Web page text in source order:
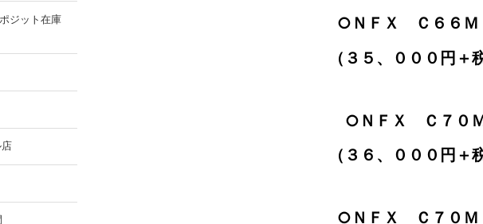
○ＮＦＸ Ｃ６６Ｍ
（３５、０００円＋
○ＮＦＸ Ｃ７０
（３６、０００円＋
○ＮＦＸ Ｃ７０Ｍ
ジット在庫